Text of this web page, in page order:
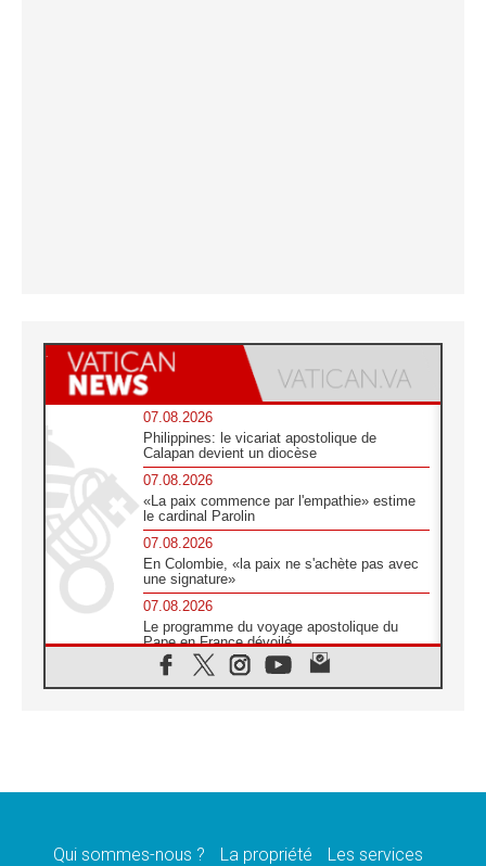
07.08.2026
Philippines: le vicariat apostolique de
Calapan devient un diocèse
07.08.2026
«La paix commence par l'empathie» estime
le cardinal Parolin
07.08.2026
En Colombie, «la paix ne s'achète pas avec
une signature»
07.08.2026
Le programme du voyage apostolique du
Pape en France dévoilé
07.08.2026
1ère Conférence continentale sur l'éducation
07.08.2026
07.08.2026
Qui sommes-nous ? La propriété Les services